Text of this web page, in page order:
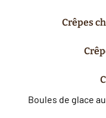
Crêpes
Boules de glace